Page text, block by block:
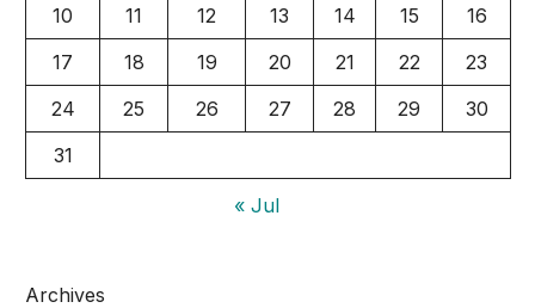
10
11 12 13 14 15
16
17
18 19 20 21 22
23
24
25 26 27 28 29
30
31
« Jul
Archives